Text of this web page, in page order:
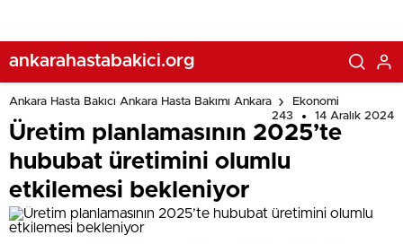
ankarahastabakici.org
Ankara Hasta Bakıcı Ankara Hasta Bakımı Ankara
Ekonomi
243
14 Aralık 2024
Üretim planlamasının 2025’te
hububat üretimini olumlu
etkilemesi bekleniyor